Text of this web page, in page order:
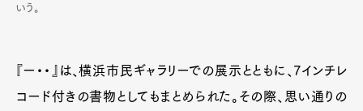
いう。
『ー・・』は、横浜市民ギャラリーでの展示とともに、7インチレ
コード付きの書物としてもまとめられた。その際、思い通りの